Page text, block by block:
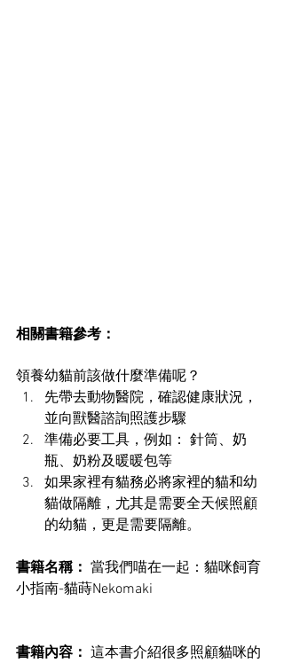
相關書籍參考：
領養幼貓前該做什麼準備呢？
先帶去動物醫院，確認健康狀況，
並向獸醫諮詢照護步驟
準備必要工具，例如： 針筒、奶
瓶、奶粉及暖暖包等
如果家裡有貓務必將家裡的貓和幼
貓做隔離，尤其是需要全天候照顧
的幼貓，更是需要隔離。
書籍名稱： 當我們喵在一起：貓咪飼育
小指南-貓蒔Nekomaki
書籍內容： 這本書介紹很多照顧貓咪的